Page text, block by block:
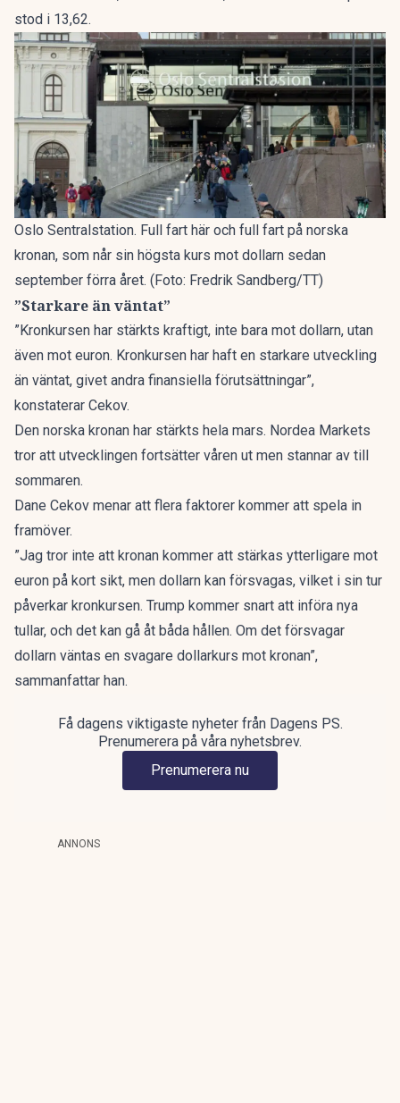
stod i 13,62.
Oslo Sentralstation. Full fart här och full fart på norska
kronan, som når sin högsta kurs mot dollarn sedan
september förra året. (Foto: Fredrik Sandberg/TT)
”Starkare än väntat”
”Kronkursen har stärkts kraftigt, inte bara mot dollarn, utan
även mot euron. Kronkursen har haft en starkare utveckling
än väntat, givet andra finansiella förutsättningar”,
konstaterar Cekov.
Den norska kronan har stärkts hela mars. Nordea Markets
tror att utvecklingen fortsätter våren ut men stannar av till
sommaren.
Dane Cekov menar att flera faktorer kommer att spela in
framöver.
”Jag tror inte att kronan kommer att stärkas ytterligare mot
euron på kort sikt, men dollarn kan försvagas, vilket i sin tur
påverkar kronkursen. Trump kommer snart att införa nya
tullar, och det kan gå åt båda hållen. Om det försvagar
dollarn väntas en svagare dollarkurs mot kronan”,
sammanfattar han.
Få dagens viktigaste nyheter från Dagens PS.
Prenumerera på våra nyhetsbrev.
Prenumerera nu
ANNONS